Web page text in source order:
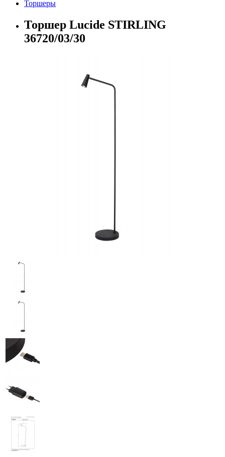
Торшеры
Торшер Lucide STIRLING
36720/03/30